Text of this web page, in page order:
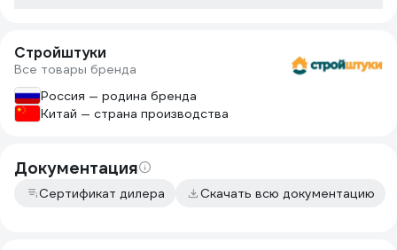
Стройштуки
Все товары бренда
Россия — родина бренда
Китай — страна производства
Документация
Сертификат дилера Скачать всю документацию